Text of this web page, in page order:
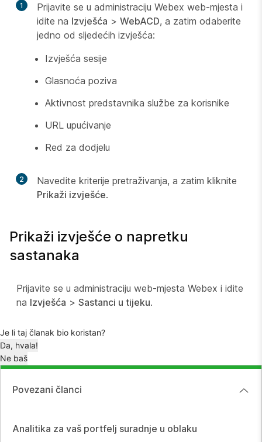
1
Prijavite se u administraciju Webex web-mjesta i
idite na Izvješća > WebACD, a zatim odaberite
jedno od sljedećih izvješća:
Izvješća sesije
Glasnoća poziva
Aktivnost predstavnika službe za korisnike
URL upućivanje
Red za dodjelu
2
Navedite kriterije pretraživanja, a zatim kliknite
Prikaži izvješće.
Prikaži izvješće o napretku
sastanaka
Prijavite se u administraciju web-mjesta Webex i idite
na Izvješća > Sastanci u tijeku.
Je li taj članak bio koristan?
Da, hvala!
Ne baš
Povezani članci
Analitika za vaš portfelj suradnje u oblaku